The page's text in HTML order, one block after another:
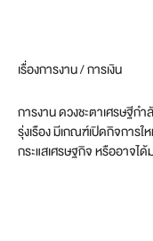
เรื่องการงาน / การเงิน
การงาน ดวงชะตาเศรษฐีก
รุ่งเรือง มีเกณฑ์เปิดกิจการ
กระแสเศรษฐกิจ หรืออาจไ